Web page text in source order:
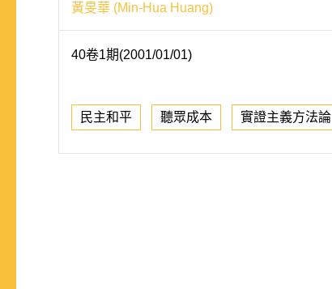
黃旻華 (Min-Hua Huang)
40卷1期(2001/01/01)
民主和平 聽眾成本 實證主義方法論